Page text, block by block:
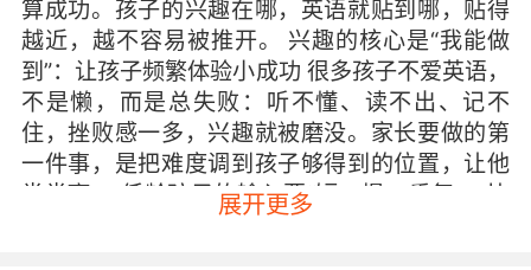
算成功。孩子的兴趣在哪，英语就贴到哪，贴得
越近，越不容易被推开。 兴趣的核心是“我能做
到”：让孩子频繁体验小成功 很多孩子不爱英语，
不是懒，而是总失败：听不懂、读不出、记不
住，挫败感一多，兴趣就被磨没。家长要做的第
一件事，是把难度调到孩子够得到的位置，让他
常常赢。 低龄孩子的输入要“短、慢、重复”。比
如每天固定两分钟儿歌或动画片段，连续听一
展开更多